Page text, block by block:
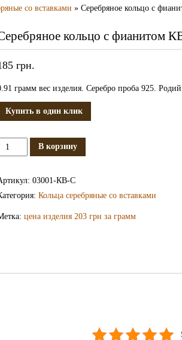
со вставками » Серебряное кольцо с
кольцо с фианитом
грн.
грамм вес изделия. Серебро проба 925.
Купить в один клик
КоличествоВ корзину
03001-КВ-С
Кольца серебряные со вставками
цена изделия 203 грн за грамм